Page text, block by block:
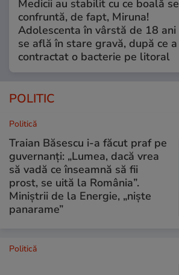
Medicii au stabilit cu ce boală se
confruntă, de fapt, Miruna!
Adolescenta în vârstă de 18 ani
se află în stare gravă, după ce a
contractat o bacterie pe litoral
POLITIC
Politică
Traian Băsescu i-a făcut praf pe
guvernanți: „Lumea, dacă vrea
să vadă ce înseamnă să fii
prost, se uită la România”.
Miniștrii de la Energie, „niște
panarame”
Politică